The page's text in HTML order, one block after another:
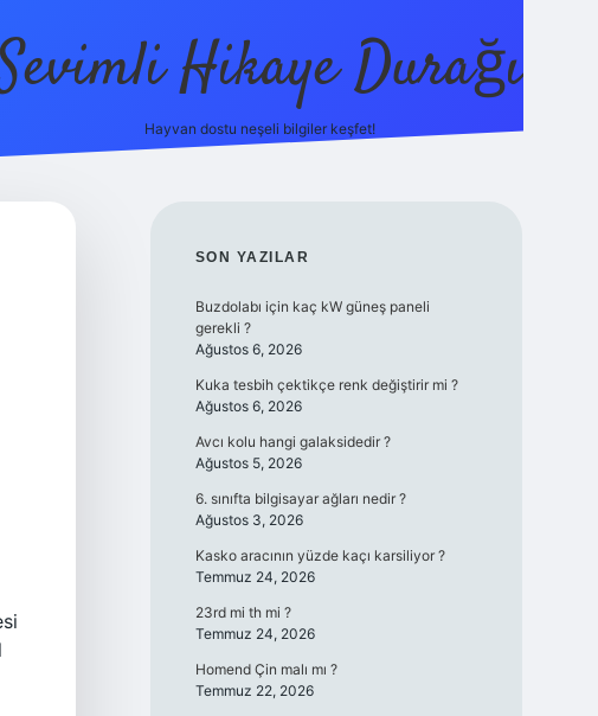
Hikaye Durağı
Hayvan dostu neşeli bilgiler keşfet!
SIDEBAR
SON YAZILAR
Buzdolabı için kaç kW güneş paneli
gerekli ?
Ağustos 6, 2026
Kuka tesbih çektikçe renk değiştirir mi ?
Ağustos 6, 2026
Avcı kolu hangi galaksidedir ?
Ağustos 5, 2026
6. sınıfta bilgisayar ağları nedir ?
Ağustos 3, 2026
Kasko aracının yüzde kaçı karsiliyor ?
Temmuz 24, 2026
23rd mi th mi ?
Temmuz 24, 2026
Homend Çin malı mı ?
Temmuz 22, 2026